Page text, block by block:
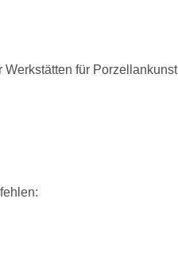
Werkstätten für Porzellankunst